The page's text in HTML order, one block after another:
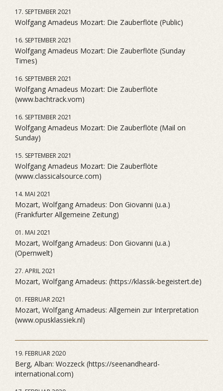
17. SEPTEMBER 2021
Wolfgang Amadeus Mozart: Die Zauberflöte (Public)
16. SEPTEMBER 2021
Wolfgang Amadeus Mozart: Die Zauberflöte (Sunday
Times)
16. SEPTEMBER 2021
Wolfgang Amadeus Mozart: Die Zauberflöte
(www.bachtrack.vom)
16. SEPTEMBER 2021
Wolfgang Amadeus Mozart: Die Zauberflöte (Mail on
Sunday)
15. SEPTEMBER 2021
Wolfgang Amadeus Mozart: Die Zauberflöte
(www.classicalsource.com)
14. MAI 2021
Mozart, Wolfgang Amadeus: Don Giovanni (u.a.)
(Frankfurter Allgemeine Zeitung)
01. MAI 2021
Mozart, Wolfgang Amadeus: Don Giovanni (u.a.)
(Opernwelt)
27. APRIL 2021
Mozart, Wolfgang Amadeus: (https://klassik-begeistert.de)
01. FEBRUAR 2021
Mozart, Wolfgang Amadeus: Allgemein zur Interpretation
(www.opusklassiek.nl)
19. FEBRUAR 2020
Berg, Alban: Wozzeck (https://seenandheard-
international.com)